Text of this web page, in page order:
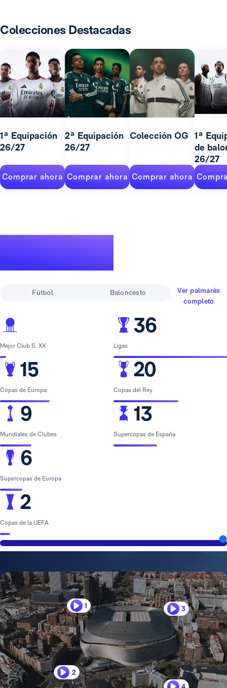
Colecciones Destacadas
1ª Equipación
26/27
Comprar ahora
2ª Equipación
26/27
Comprar ahora
Colección OG
Comprar ahora
1ª
de
26/27
Fútbol Baloncesto
Ver palmarés
completo
Mejor Club S. XX
15
Copas de Europa
9
Mundiales de Clubes
6
Supercopas de Europa
2
Copas de la UEFA
36
Ligas
20
Copas del Rey
13
Supercopas de España
1
2
3
4